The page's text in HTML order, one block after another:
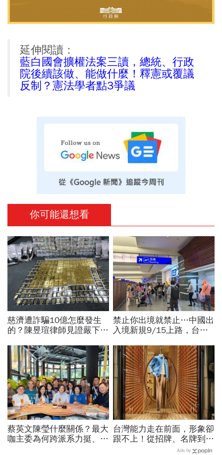
延伸閱讀：
藍白國會擴權法案三讀，總統、行政
院後續該做、能做什麼！釋憲或覆議
反制？憲法學者點3爭議
你可能還想看
慈濟遭詐騙10億怎麼發生
的？陳昱瑄律師見證嚴下跪
金，洗錢手法曝光…慈濟回
應了
禁止你出境就禁止…中國出
入境新規9/15上路，台灣
職業特別注意：前例在這
蔡英文陳瑩什麼關係？最大
咖主委為何跨派系力挺、連
台灣能力走在前面，形象卻
跟不上！從招牌、名牌到國
家品牌：義大利精品給台灣
Ads by